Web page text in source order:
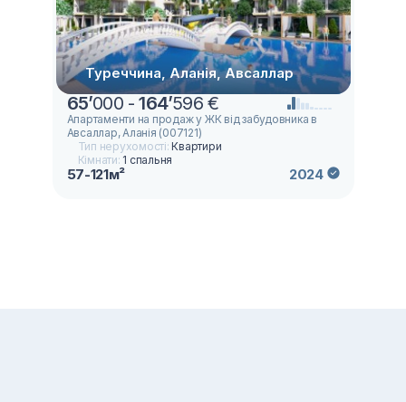
Туреччина, Аланія, Авсаллар
65’000 -164’596 €
Апартаменти на продаж у ЖК від забудовника в
Авсаллар, Аланія (007121)
Тип нерухомості:Квартири
Кімнати: 1 спальня
57-121м² 2024